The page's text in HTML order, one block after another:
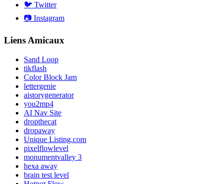
🐦 Twitter
📷 Instagram
Liens Amicaux
Sand Loop
tikflash
Color Block Jam
lettergenie
aistorygenerator
you2mp4
AI Nav Site
dropthecat
dropaway
Unique Listing.com
pixelflowlevel
monumentvalley 3
hexa away
brain test level